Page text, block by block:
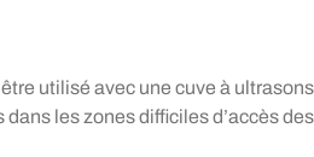
utilisé avec une cuve à
les zones difficiles d’accès